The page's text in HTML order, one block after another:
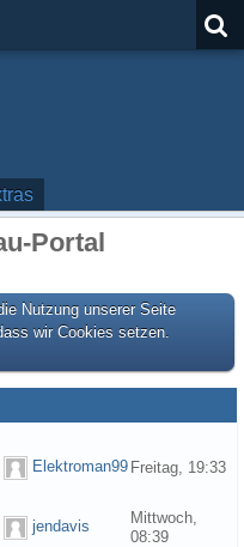
Portal
Nutzung unserer Seite
wir Cookies setzen.
Elektroman99 Freitag, 19:33
jendavis
Mittwoch,
08:39